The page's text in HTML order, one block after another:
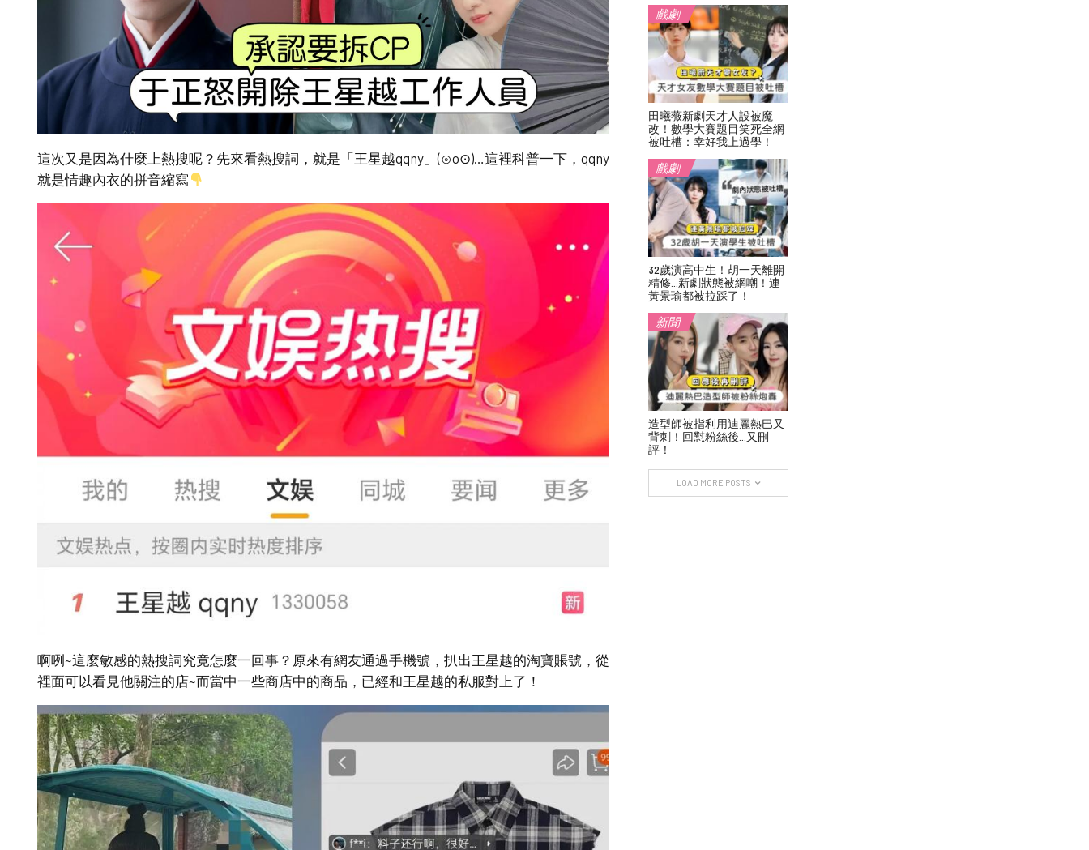
這次又是因為什麼上熱搜呢？先來看熱搜詞，就是「王星越qqny」(⊙o⊙)…這裡科普一下，qqny
就是情趣內衣的拼音縮寫
啊咧~這麼敏感的熱搜詞究竟怎麼一回事？原來有網友通過手機號，扒出王星越的淘寶賬號，從
裡面可以看見他關注的店~而當中一些商店中的商品，已經和王星越的私服對上了！
戲劇
田曦薇新劇天才人設被魔
改！數學大賽題目笑死全網
被吐槽：幸好我上過學！
戲劇
32歲演高中生！胡一天離開
精修…新劇狀態被網嘲！連
黃景瑜都被拉踩了！
新聞
造型師被指利用迪麗熱巴又
背刺！回懟粉絲後…又刪
評！
LOAD MORE POSTS